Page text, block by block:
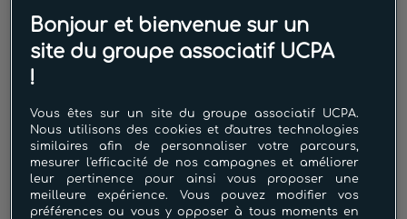
330.30€
Pour améliorer et maîtriser les
différentes nages codifiées. pour
travailler les techniques de nage en
mettant l’accent sur la propulsion
efficace, la respiration et la posture
. Pour travailler l’endurance et la
Bonjour et bienvenue sur un
site du groupe associatif UCPA
!
Vous êtes sur un site du groupe associatif UCPA.
Nous utilisons des cookies et d'autres technologies
similaires afin de personnaliser votre parcours,
mesurer l'efficacité de nos campagnes et améliorer
leur pertinence pour ainsi vous proposer une
meilleure expérience. Vous pouvez modifier vos
préférences ou vous y opposer à tous moments en